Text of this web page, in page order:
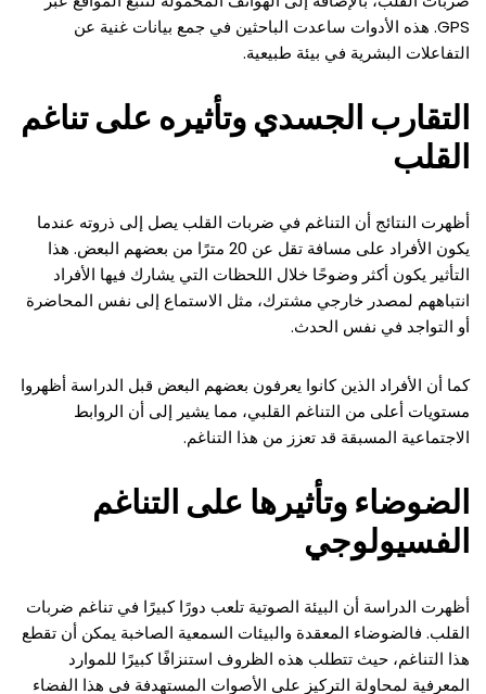
GPS. هذه الأدوات ساعدت الباحثين في جمع بيانات غنية عن
التفاعلات البشرية في بيئة طبيعية.
التقارب الجسدي وتأثيره على تناغم
القلب
أظهرت النتائج أن التناغم في ضربات القلب يصل إلى ذروته عندما
يكون الأفراد على مسافة تقل عن 20 مترًا من بعضهم البعض. هذا
التأثير يكون أكثر وضوحًا خلال اللحظات التي يشارك فيها الأفراد
انتباههم لمصدر خارجي مشترك، مثل الاستماع إلى نفس المحاضرة
أو التواجد في نفس الحدث.
كما أن الأفراد الذين كانوا يعرفون بعضهم البعض قبل الدراسة أظهروا
مستويات أعلى من التناغم القلبي، مما يشير إلى أن الروابط
الاجتماعية المسبقة قد تعزز من هذا التناغم.
الضوضاء وتأثيرها على التناغم
الفسيولوجي
أظهرت الدراسة أن البيئة الصوتية تلعب دورًا كبيرًا في تناغم ضربات
القلب. فالضوضاء المعقدة والبيئات السمعية الصاخبة يمكن أن تقطع
هذا التناغم، حيث تتطلب هذه الظروف استنزافًا كبيرًا للموارد
المعرفية لمحاولة التركيز على الأصوات المستهدفة في هذا الفضاء